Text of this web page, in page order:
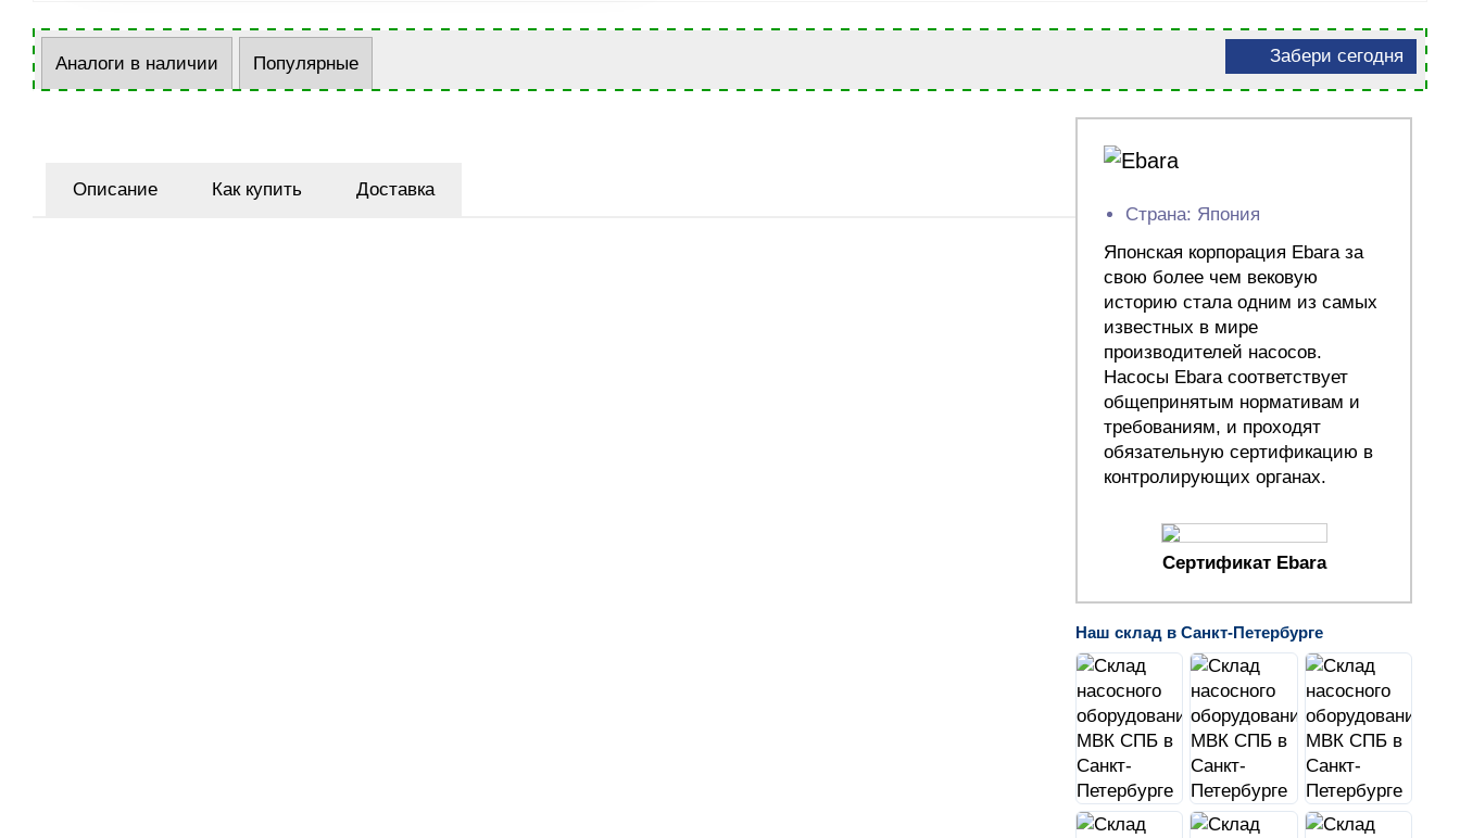
Аналоги в наличии Популярные Забери сегодня
Описание Как купить
Доставка
Страна: Япония
Японская корпорация Ebara за
свою более чем вековую
историю стала одним из самых
известных в мире
производителей насосов.
Насосы Ebara соответствует
общепринятым нормативам и
требованиям, и проходят
обязательную сертификацию в
контролирующих органах.
Сертификат Ebara
Наш склад в Санкт-Петербурге